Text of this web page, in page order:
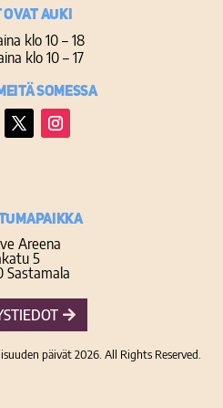
ovat auki
klo 10 – 18
klo 10 – 17
somessa
Areena
5
Sastamala
päivät 2026. All Rights Reserved.